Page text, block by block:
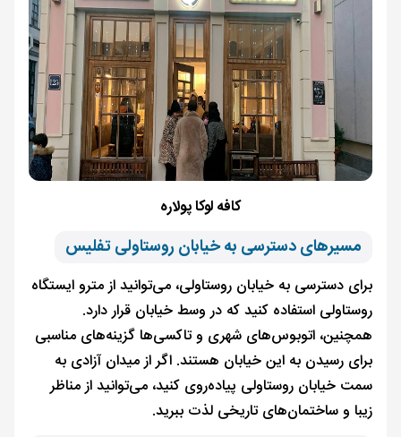
کافه لوکا پولاره
مسیرهای دسترسی به خیابان روستاولی تفلیس
برای دسترسی به خیابان روستاولی، می‌توانید از مترو ایستگاه
روستاولی استفاده کنید که در وسط خیابان قرار دارد.
همچنین، اتوبوس‌های شهری و تاکسی‌ها گزینه‌های مناسبی
برای رسیدن به این خیابان هستند. اگر از میدان آزادی به
سمت خیابان روستاولی پیاده‌روی کنید، می‌توانید از مناظر
زیبا و ساختمان‌های تاریخی لذت ببرید.